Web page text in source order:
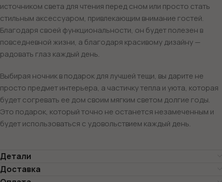
источником света для чтения перед сном или просто стать
стильным аксессуаром, привлекающим внимание гостей.
Благодаря своей функциональности, он будет полезен в
повседневной жизни, а благодаря красивому дизайну —
радовать глаз каждый день.
Выбирая ночник в подарок для лучшей тещи, вы дарите не
просто предмет интерьера, а частичку тепла и уюта, которая
будет согревать ее дом своим мягким светом долгие годы.
Это подарок, который точно не останется незамеченным и
будет использоваться с удовольствием каждый день.
Детали
Доставка